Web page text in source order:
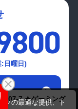
7 ★ゲーミング
日曜日)
ツの最適な提供、ト